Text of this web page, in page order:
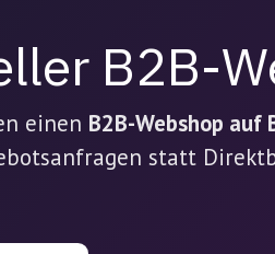
B2B-
einen B2B-Webshop auf
statt